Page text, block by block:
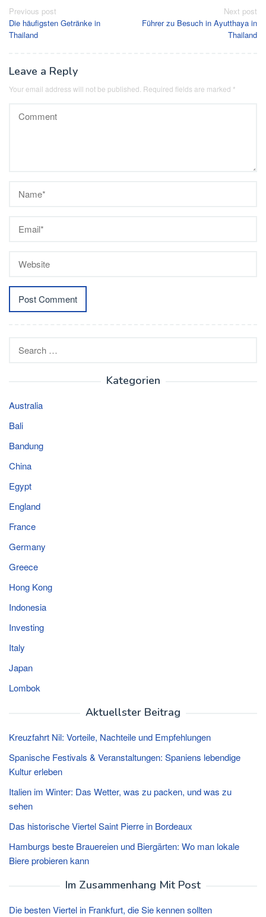
Post
navigation
Previous post
Die häufigsten Getränke in
Thailand
Next post
Führer zu Besuch in Ayutthaya in
Thailand
Leave a Reply
Your email address will not be published. Required fields are marked *
Kategorien
Australia
Bali
Bandung
China
Egypt
England
France
Germany
Greece
Hong Kong
Indonesia
Investing
Italy
Japan
Lombok
Aktuellster Beitrag
Kreuzfahrt Nil: Vorteile, Nachteile und Empfehlungen
Spanische Festivals & Veranstaltungen: Spaniens lebendige
Kultur erleben
Italien im Winter: Das Wetter, was zu packen, und was zu
sehen
Das historische Viertel Saint Pierre in Bordeaux
Hamburgs beste Brauereien und Biergärten: Wo man lokale
Biere probieren kann
Im Zusammenhang Mit Post
Die besten Viertel in Frankfurt, die Sie kennen sollten